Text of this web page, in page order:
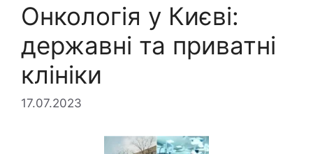
Онкологія у Києві:
державні та приватні
клініки
17.07.2023